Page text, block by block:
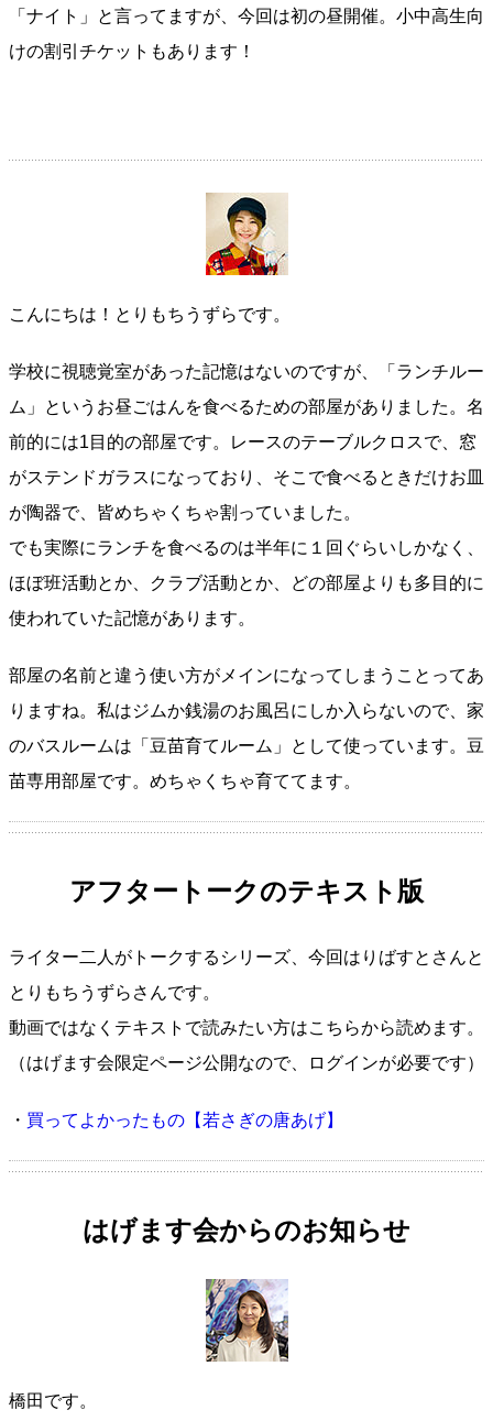
「ナイト」と言ってますが、今回は初の昼開催。小中高生向
けの割引チケットもあります！
こんにちは！とりもちうずらです。
学校に視聴覚室があった記憶はないのですが、「ランチルー
ム」というお昼ごはんを食べるための部屋がありました。名
前的には1目的の部屋です。レースのテーブルクロスで、窓
がステンドガラスになっており、そこで食べるときだけお皿
が陶器で、皆めちゃくちゃ割っていました。
でも実際にランチを食べるのは半年に１回ぐらいしかなく、
ほぼ班活動とか、クラブ活動とか、どの部屋よりも多目的に
使われていた記憶があります。
部屋の名前と違う使い方がメインになってしまうことってあ
りますね。私はジムか銭湯のお風呂にしか入らないので、家
のバスルームは「豆苗育てルーム」として使っています。豆
苗専用部屋です。めちゃくちゃ育ててます。
アフタートークのテキスト版
ライター二人がトークするシリーズ、今回はりばすとさんと
とりもちうずらさんです。
動画ではなくテキストで読みたい方はこちらから読めます。
（はげます会限定ページ公開なので、ログインが必要です）
・ 買ってよかったもの【若さぎの唐あげ】
はげます会からのお知らせ
橋田です。